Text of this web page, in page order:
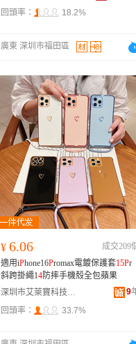
回頭率：
18.2%
廣東 深圳市福田區
¥ 6.06
成交209
適用iPhone16Promax電鍍保護套15Pr
斜跨掛繩14防摔手機殼全包蘋果
深圳市艾萊寶科技有限公司
9
回頭率：
33.7%